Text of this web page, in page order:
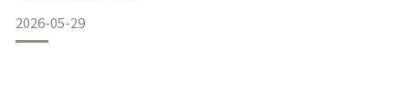
多數品牌（包含 nearby）拆封後皆不提供退換貨服務 因此，
在下單前準確評估尺寸或前往 nearby 台北實體門市進行零壓
2026-05-29